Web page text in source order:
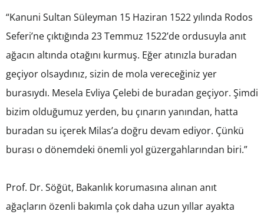
“Kanuni Sultan Süleyman 15 Haziran 1522 yılında Rodos
Seferi’ne çıktığında 23 Temmuz 1522’de ordusuyla anıt
ağacın altında otağını kurmuş. Eğer atınızla buradan
geçiyor olsaydınız, sizin de mola vereceğiniz yer
burasıydı. Mesela Evliya Çelebi de buradan geçiyor. Şimdi
bizim olduğumuz yerden, bu çınarın yanından, hatta
buradan su içerek Milas’a doğru devam ediyor. Çünkü
burası o dönemdeki önemli yol güzergahlarından biri.”
Prof. Dr. Söğüt, Bakanlık korumasına alınan anıt
ağaçların özenli bakımla çok daha uzun yıllar ayakta